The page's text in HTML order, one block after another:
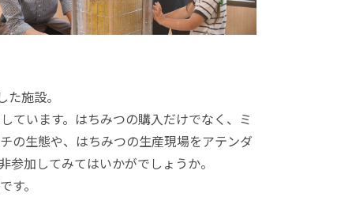
施設。
ています。はちみつの購入だけでなく、ミ
の生態や、はちみつの生産現場をアテンダ
加してみてはいかがでしょうか。
す。